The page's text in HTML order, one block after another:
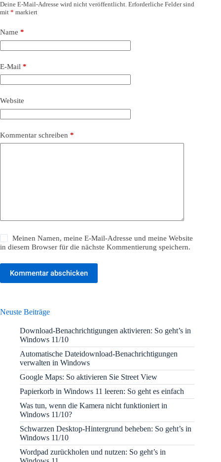
Deine E-Mail-Adresse wird nicht veröffentlicht. Erforderliche Felder sind
mit * markiert
Name *
E-Mail *
Website
Kommentar schreiben *
Meinen Namen, meine E-Mail-Adresse und meine Website
in diesem Browser für die nächste Kommentierung speichern.
Kommentar abschicken
Neuste Beiträge
Download-Benachrichtigungen aktivieren: So geht’s in
Windows 11/10
Automatische Dateidownload-Benachrichtigungen
verwalten in Windows
Google Maps: So aktivieren Sie Street View
Papierkorb in Windows 11 leeren: So geht es einfach
Was tun, wenn die Kamera nicht funktioniert in
Windows 11/10?
Schwarzen Desktop-Hintergrund beheben: So geht’s in
Windows 11/10
Wordpad zurückholen und nutzen: So geht’s in